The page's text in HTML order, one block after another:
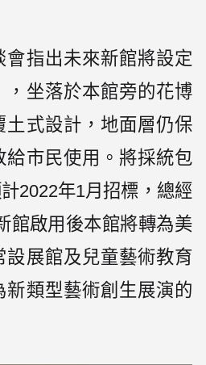
會指出未來新館將設定
，坐落於本館旁的花博
土式設計，地面層仍保
給市民使用。將採統包
2022年1月招標，總經
館啟用後本館將轉為美
設展館及兒童藝術教育
新類型藝術創生展演的